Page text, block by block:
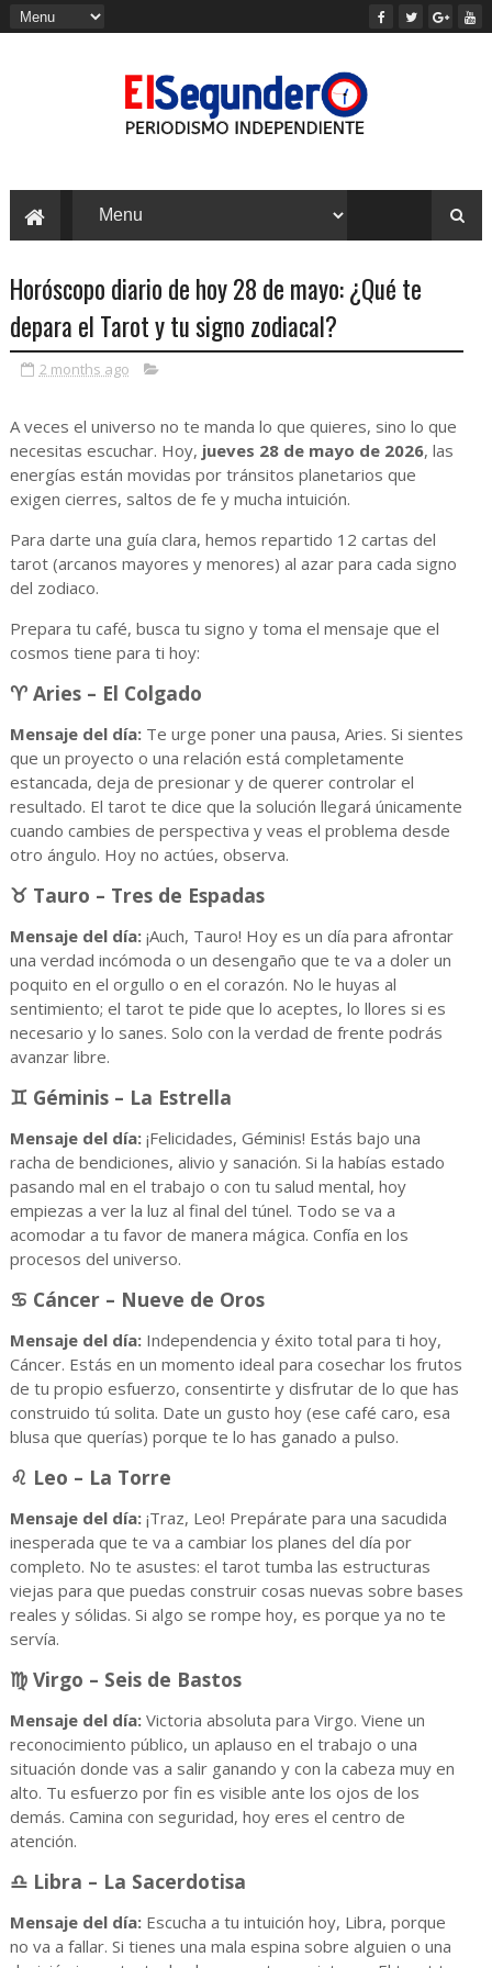
Horóscopo diario de hoy 28 de mayo: ¿Qué te
depara el Tarot y tu signo zodiacal?
2 months ago
A veces el universo no te manda lo que quieres, sino lo que
necesitas escuchar. Hoy, jueves 28 de mayo de 2026, las
energías están movidas por tránsitos planetarios que
exigen cierres, saltos de fe y mucha intuición.
Para darte una guía clara, hemos repartido 12 cartas del
tarot (arcanos mayores y menores) al azar para cada signo
del zodiaco.
Prepara tu café, busca tu signo y toma el mensaje que el
cosmos tiene para ti hoy:
♈ Aries – El Colgado
Mensaje del día:Te urge poner una pausa, Aries. Si sientes
que un proyecto o una relación está completamente
estancada, deja de presionar y de querer controlar el
resultado. El tarot te dice que la solución llegará únicamente
cuando cambies de perspectiva y veas el problema desde
otro ángulo. Hoy no actúes, observa.
♉ Tauro – Tres de Espadas
Mensaje del día:¡Auch, Tauro! Hoy es un día para afrontar
una verdad incómoda o un desengaño que te va a doler un
poquito en el orgullo o en el corazón. No le huyas al
sentimiento; el tarot te pide que lo aceptes, lo llores si es
necesario y lo sanes. Solo con la verdad de frente podrás
avanzar libre.
♊ Géminis – La Estrella
Mensaje del día:¡Felicidades, Géminis! Estás bajo una
racha de bendiciones, alivio y sanación. Si la habías estado
pasando mal en el trabajo o con tu salud mental, hoy
empiezas a ver la luz al final del túnel. Todo se va a
acomodar a tu favor de manera mágica. Confía en los
procesos del universo.
♋ Cáncer – Nueve de Oros
Mensaje del día:Independencia y éxito total para ti hoy,
Cáncer. Estás en un momento ideal para cosechar los frutos
de tu propio esfuerzo, consentirte y disfrutar de lo que has
construido tú solita. Date un gusto hoy (ese café caro, esa
blusa que querías) porque te lo has ganado a pulso.
♌ Leo – La Torre
Mensaje del día:¡Traz, Leo! Prepárate para una sacudida
inesperada que te va a cambiar los planes del día por
completo. No te asustes: el tarot tumba las estructuras
viejas para que puedas construir cosas nuevas sobre bases
reales y sólidas. Si algo se rompe hoy, es porque ya no te
servía.
♍ Virgo – Seis de Bastos
Mensaje del día:Victoria absoluta para Virgo. Viene un
reconocimiento público, un aplauso en el trabajo o una
situación donde vas a salir ganando y con la cabeza muy en
alto. Tu esfuerzo por fin es visible ante los ojos de los
demás. Camina con seguridad, hoy eres el centro de
atención.
♎ Libra – La Sacerdotisa
Mensaje del día:Escucha a tu intuición hoy, Libra, porque
no va a fallar. Si tienes una mala espina sobre alguien o una